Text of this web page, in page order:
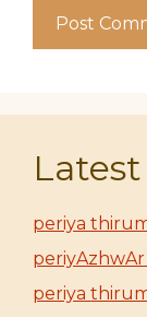
periya
periya